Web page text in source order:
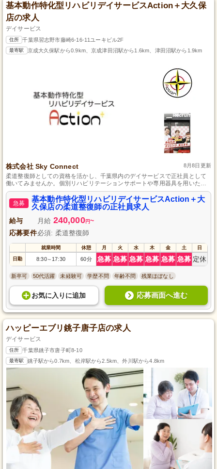
基本動作特化型リハビリデイサービスAction＋大久保
店の求人
デイサービス
住所 千葉県習志野市藤崎6-16-11ユーキビル2F
最寄駅 京成大久保駅から0.9km、京成津田沼駅から1.6km、津田沼駅から1.9km
株式会社 Sky Connect 8月8日更新
柔道整復師としての資格を活かし、千葉県内のデイサービスで正社員として
働いてみませんか。個別リハビリテーションサポートや専用器具を用いたト
レーニング指導を通じて、利用者さまの「立つ」「歩く」などの日常生活動
作の向上をサポートします。介護未経験の方でも、専門性を活かした業務で
成長できる環境です。
急募
基本動作特化型リハビリデイサービスAction＋大
久保店の柔道整復師の正社員求人
給与 月給 240,000円~
応募要件必須: 柔道整復師
就業時間 休憩 月 火 水 木 金 土 日
日勤 8:30～ 17:30 60分 急募 急募 急募 急募 急募 急募 定休
新卒可 50代活躍 未経験可 学歴不問 年齢不問 残業ほぼなし
お気に入り に追加 応募画面へ進む
ハッピーエブリ銚子唐子店の求人
デイサービス
住所 千葉県銚子市唐子町8-10
最寄駅 銚子駅から0.7km、松岸駅から2.5km、外川駅から4.8km